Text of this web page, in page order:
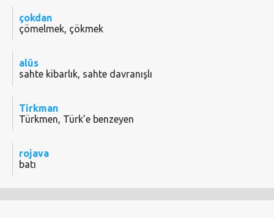
çokdan
çömelmek, çökmek
alûs
sahte kibarlık, sahte davranışlı
Tirkman
Türkmen, Türk’e benzeyen
rojava
batı